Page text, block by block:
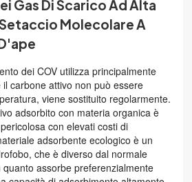
Gas Di Scarico Ad Alta
Molecolare A
dei COV utilizza principalmente
carbone attivo non può essere
viene sostituito regolarmente.
adsorbito con materia organica è
con elevati costi di
adsorbente ecologico è un
che è diverso dal normale
assorbe preferenzialmente